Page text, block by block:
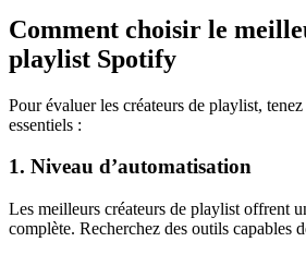
Comment choisir le
playlist Spotify
Pour évaluer les créateurs de playlist,
essentiels :
1. Niveau d’automatisation
Les meilleurs créateurs de playlist offrent
complète. Recherchez des outils capables